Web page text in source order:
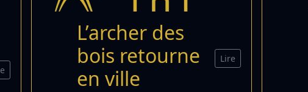
L’archer des
bois retourne
en ville
Lire